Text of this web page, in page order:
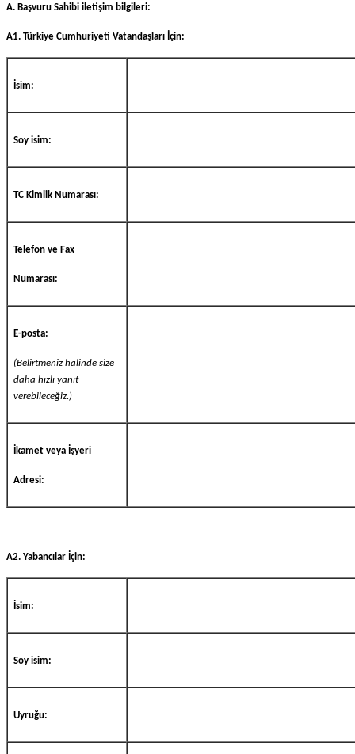
A. Başvuru Sahibi iletişim bilgileri:
A1. Türkiye Cumhuriyeti Vatandaşları İçin:
İsim:
Soy isim:
TC Kimlik Numarası:
Telefon ve Fax
Numarası:
E-posta:
(Belirtmeniz halinde size
daha hızlı yanıt
verebileceğiz.)
İkamet veya İşyeri
Adresi:
A2. Yabancılar İçin:
İsim:
Soy isim:
Uyruğu: